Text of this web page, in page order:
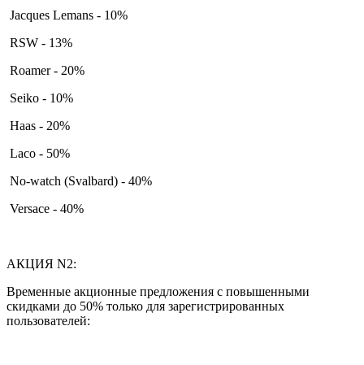
Jacques Lemans - 10%
RSW - 13%
Roamer - 20%
Seiko - 10%
Haas - 20%
Laco - 50%
No-watch (Svalbard) - 40%
Versace - 40%
АКЦИЯ N2:
Временные акционные предложения с повышенными
скидками до 50% только для зарегистрированных
пользователей: